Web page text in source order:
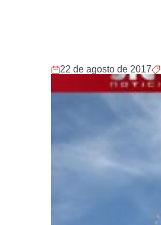
22 de agosto de 2017